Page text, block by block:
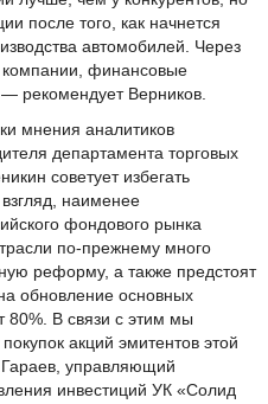
после того, как начнется
автомобилей. Через
компании, финансовые
— рекомендует Верников.
мнения аналитиков
департамента торговых
советует избегать
наименее
фондового рынка
по-прежнему много
реформу, а также предстоят
обновление основных
80%. В связи с этим мы
акций эмитентов этой
управляющий
инвестиций УК «Солид